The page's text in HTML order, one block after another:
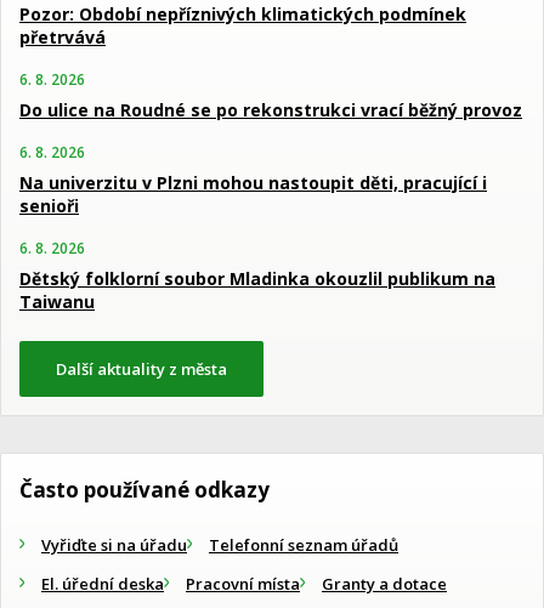
Pozor: Období nepříznivých klimatických podmínek
přetrvává
6. 8. 2026
Do ulice na Roudné se po rekonstrukci vrací běžný provoz
6. 8. 2026
Na univerzitu v Plzni mohou nastoupit děti, pracující i
senioři
6. 8. 2026
Dětský folklorní soubor Mladinka okouzlil publikum na
Taiwanu
Další aktuality z města
Často používané odkazy
Vyřiďte si na úřadu
Telefonní seznam úřadů
El. úřední deska
Pracovní místa
Granty a dotace